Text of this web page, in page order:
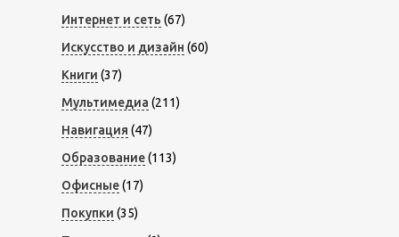
Интернет и сеть (67)
Искусство и дизайн (60)
Книги (37)
Мультимедиа (211)
Навигация (47)
Образование(113)
Офисные(17)
Покупки (35)